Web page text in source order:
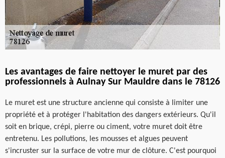
Les avantages de faire nettoyer le muret par des
professionnels à Aulnay Sur Mauldre dans le 78126
Le muret est une structure ancienne qui consiste à limiter une
propriété et à protéger l'habitation des dangers extérieurs. Qu'il
soit en brique, crépi, pierre ou ciment, votre muret doit être
entretenu. Les pollutions, les mousses et algues peuvent
s'incruster sur la surface de votre mur de clôture. C'est pourquoi